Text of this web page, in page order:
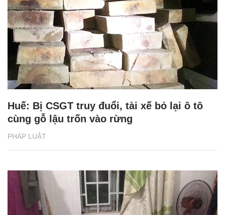
PHÁP LUẬT
Huế: Bị CSGT truy đuổi, tài xế bỏ lại ô tô
cùng gỗ lậu trốn vào rừng